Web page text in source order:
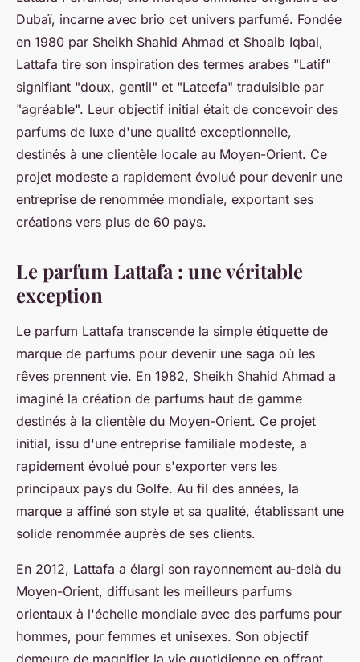
Dubaï, incarne avec brio cet univers parfumé. Fondée
en 1980 par Sheikh Shahid Ahmad et Shoaib Iqbal,
Lattafa tire son inspiration des termes arabes "Latif"
signifiant "doux, gentil" et "Lateefa" traduisible par
"agréable". Leur objectif initial était de concevoir des
parfums de luxe d'une qualité exceptionnelle,
destinés à une clientèle locale au Moyen-Orient. Ce
projet modeste a rapidement évolué pour devenir une
entreprise de renommée mondiale, exportant ses
créations vers plus de 60 pays.
Le parfum Lattafa : une véritable
exception
Le parfum Lattafa transcende la simple étiquette de
marque de parfums pour devenir une saga où les
rêves prennent vie. En 1982, Sheikh Shahid Ahmad a
imaginé la création de parfums haut de gamme
destinés à la clientèle du Moyen-Orient. Ce projet
initial, issu d'une entreprise familiale modeste, a
rapidement évolué pour s'exporter vers les
principaux pays du Golfe. Au fil des années, la
marque a affiné son style et sa qualité, établissant une
solide renommée auprès de ses clients.
En 2012, Lattafa a élargi son rayonnement au-delà du
Moyen-Orient, diffusant les meilleurs parfums
orientaux à l'échelle mondiale avec des parfums pour
hommes, pour femmes et unisexes. Son objectif
demeure de magnifier la vie quotidienne en offrant